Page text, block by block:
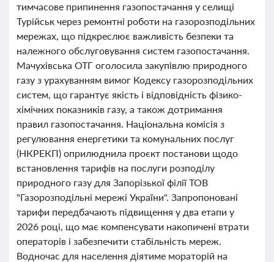
тимчасове припинення газопостачання у селищі
Турійськ через ремонтні роботи на газорозподільних
мережах, що підкреслює важливість безпеки та
належного обслуговування систем газопостачання.
Мачухівська ОТГ оголосила закупівлю природного
газу з урахуванням вимог Кодексу газорозподільних
систем, що гарантує якість і відповідність фізико-
хімічних показників газу, а також дотримання
правил газопостачання. Національна комісія з
регулювання енергетики та комунальних послуг
(НКРЕКП) оприлюднила проєкт постанови щодо
встановлення тарифів на послуги розподілу
природного газу для Запорізької філії ТОВ
"Газорозподільні мережі України". Запропоновані
тарифи передбачають підвищення у два етапи у
2026 році, що має компенсувати накопичені втрати
операторів і забезпечити стабільність мереж.
Водночас для населення діятиме мораторій на